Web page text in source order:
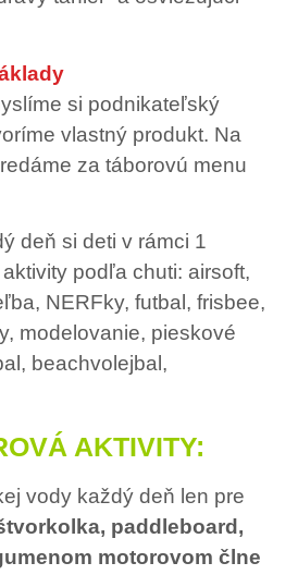
si podnikateľský
vlastný produkt. Na
za táborovú menu
deň si deti v rámci 1
podľa chuti: airsoft,
NERFky, futbal, frisbee,
modelovanie, pieskové
beachvolejbal,
AKTIVITY:
vody každý deň len pre
paddleboard,
motorovom člne